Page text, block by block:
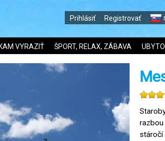
Prihlásiť Registrovať
VYRAZIŤ ŠPORT, RELAX, ZÁBAVA